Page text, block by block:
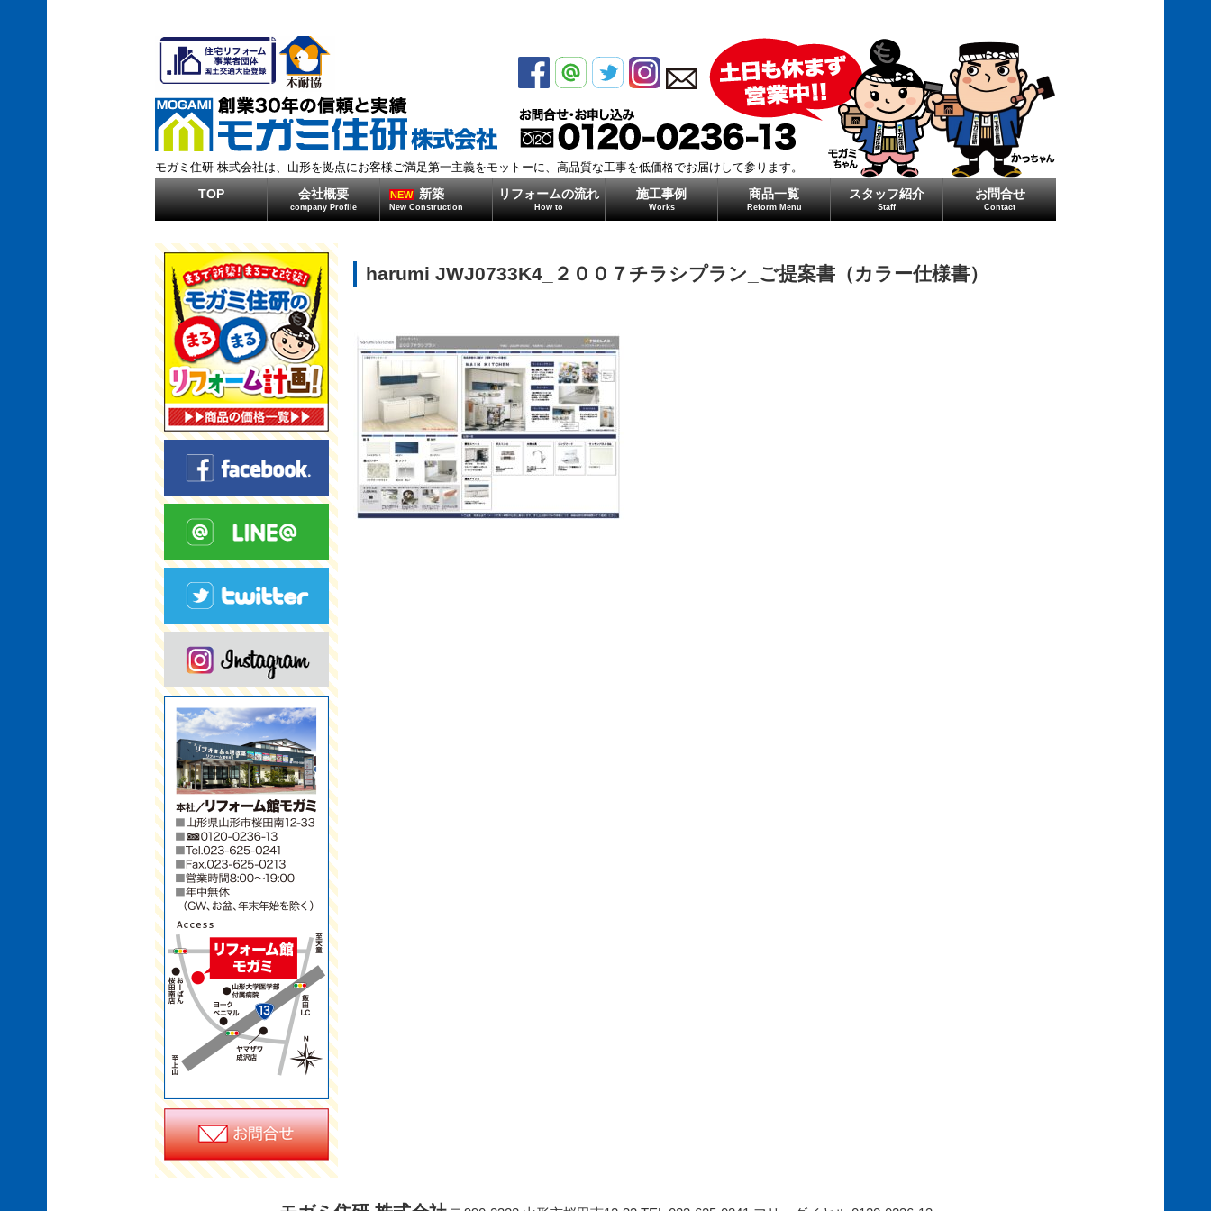
モガミ住研株式会社
モガミ住研 株式会社は、山形を拠点にお客様ご満足第一主義をモットーに、高品質な工事を低価格でお届けして参ります。
TOP 会社概要
company Profile
NEW 新築
New Construction
リフォームの流れ
How to
施工事例
Works
商品一覧
Reform Menu
スタッフ紹介
Staff
お問合せ
Contact
harumi JWJ0733K4_２００７チラシプラン_ご提案書（カラー仕様書）